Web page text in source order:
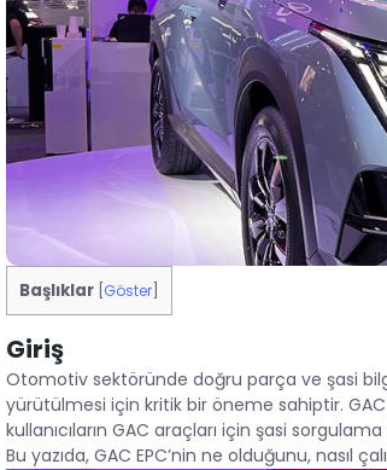
Başlıklar Göster]
Giriş
Otomotiv sektöründe doğru parça ve şasi
yürütülmesi için kritik bir öneme sahiptir.
kullanıcıların GAC araçları için şasi
Bu yazıda, GAC EPC’nin ne olduğunu, nasıl